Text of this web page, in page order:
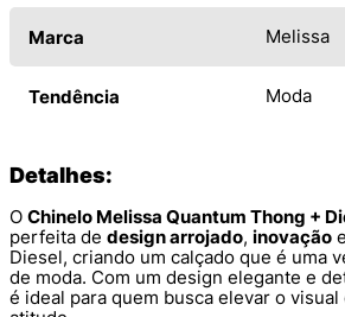
Marca Melissa
Tendência Moda
Detalhes:
O Chinelo Melissa Quantum Thong +
perfeita de design arrojado, inovação
Diesel, criando um calçado que é uma
de moda. Com um design elegante e
é ideal para quem busca elevar o